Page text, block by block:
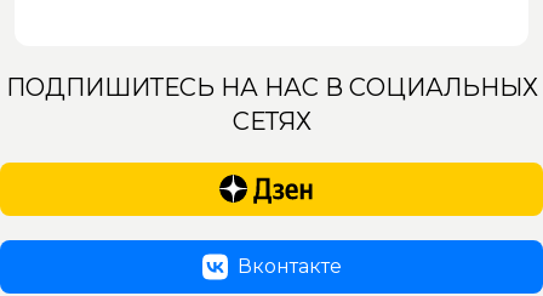
ПОДПИШИТЕСЬ НА НАС В СОЦИАЛЬНЫХ
СЕТЯХ
Вконтакте